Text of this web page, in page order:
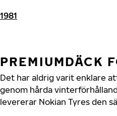
1981
PREMIUMDÄCK
Det har aldrig varit enklare
genom hårda
levererar Nokian Tyres den